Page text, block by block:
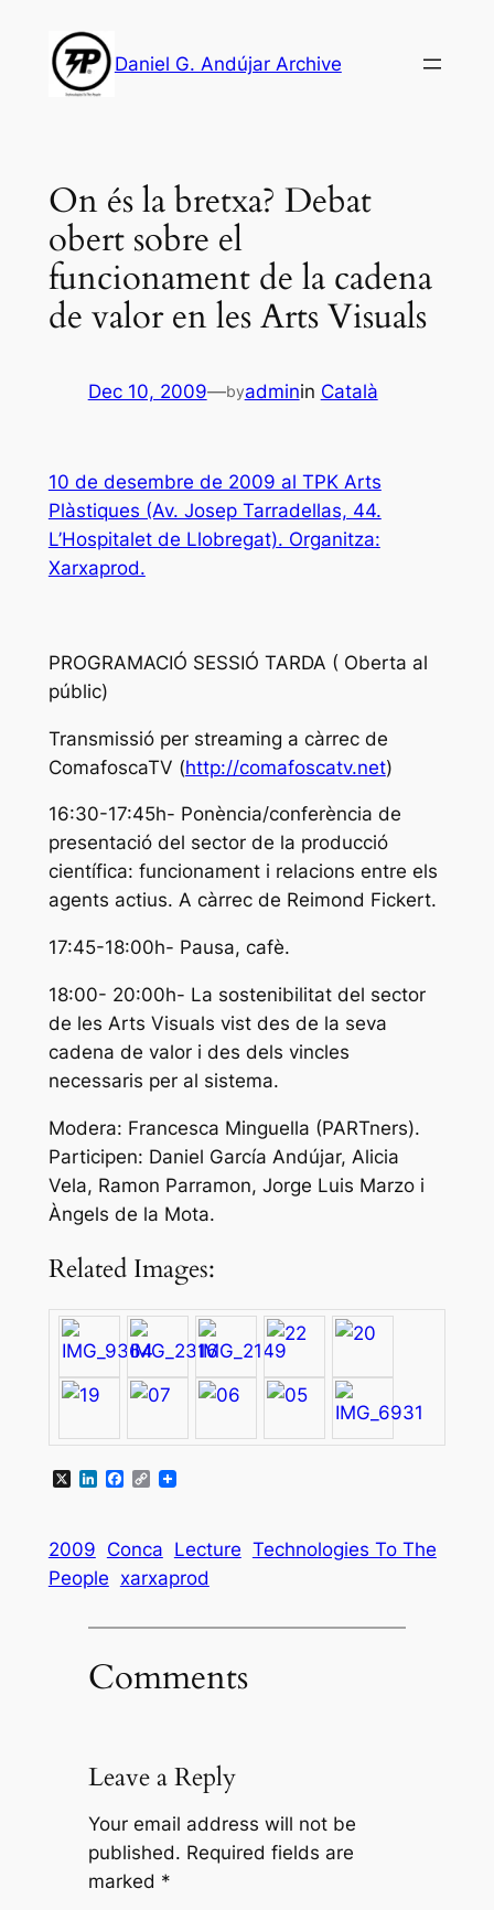
content
Daniel G. Andújar Archive
On és la bretxa? Debat
obert sobre el
funcionament de la cadena
de valor en les Arts Visuals
Dec 10, 2009—byadminin Català
10 de desembre de 2009 al TPK Arts
Plàstiques (Av. Josep Tarradellas, 44.
L’Hospitalet de Llobregat). Organitza:
Xarxaprod.
PROGRAMACIÓ SESSIÓ TARDA ( Oberta al
públic)
Transmissió per streaming a càrrec de
ComafoscaTV (http://comafoscatv.net)
16:30-17:45h- Ponència/conferència de
presentació del sector de la producció
científica: funcionament i relacions entre els
agents actius. A càrrec de Reimond Fickert.
17:45-18:00h- Pausa, cafè.
18:00- 20:00h- La sostenibilitat del sector
de les Arts Visuals vist des de la seva
cadena de valor i des dels vincles
necessaris per al sistema.
Modera: Francesca Minguella (PARTners).
Participen: Daniel García Andújar, Alicia
Vela, Ramon Parramon, Jorge Luis Marzo i
Àngels de la Mota.
Related Images:
X LinkedIn
Facebook
Copy
2009 Conca Lecture Technologies To The
People xarxaprod
Comments
Leave a Reply
Your email address will not be
published. Required fields are
marked *